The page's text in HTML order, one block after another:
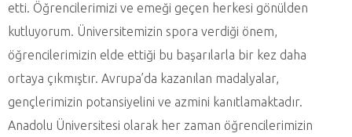
etti. Öğrencilerimizi ve emeği geçen herkesi gönülden
kutluyorum. Üniversitemizin spora verdiği önem,
öğrencilerimizin elde ettiği bu başarılarla bir kez daha
ortaya çıkmıştır. Avrupa’da kazanılan madalyalar,
gençlerimizin potansiyelini ve azmini kanıtlamaktadır.
Anadolu Üniversitesi olarak her zaman öğrencilerimizin